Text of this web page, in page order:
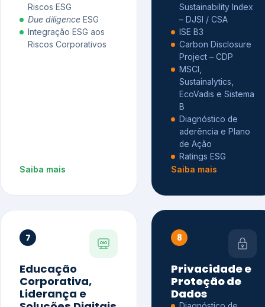
Riscos ESG
Due diligence ESG
Integração ESG aos
Riscos Corporativos
Saiba mais
Sustainability Index
– DJSI / CSA
ISE B3
Carbon Disclosure
Project – CDP
MSCI,
Sustainalytics,
EcoVadis e Sistema
B
Diagnóstico de
aderência e Plano
de Ação
Ratings ESG
Saiba mais
7
Educação
Corporativa,
Liderança e
8
Privacidade e
Proteção de
Dados